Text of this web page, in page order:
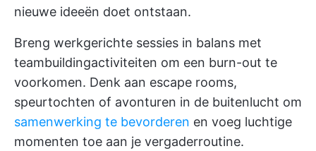
nieuwe ideeën doet ontstaan.
Breng werkgerichte sessies in balans met
teambuildingactiviteiten om een burn-out te
voorkomen. Denk aan escape rooms,
speurtochten of avonturen in de buitenlucht om
samenwerking te bevorderen en voeg luchtige
momenten toe aan je vergaderroutine.